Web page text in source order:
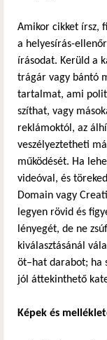
Amikor cikket írsz,
a helyesírás-
írásodat. Kerüld a
trágár vagy bántó
tartalmat, ami
szíthat, vagy
reklámoktól, az
veszélyeztetheti
működését. Ha
videóval, és
Domain vagy
legyen rövid és
lényegét, de ne
kiválasztásánál
öt–hat darabot; ha
jól áttekinthető
Képek és